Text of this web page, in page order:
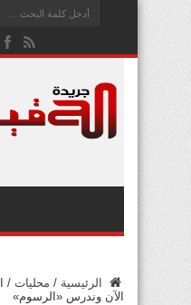
الرئيسية / محليات /
الآن وندرس «الرسوم»